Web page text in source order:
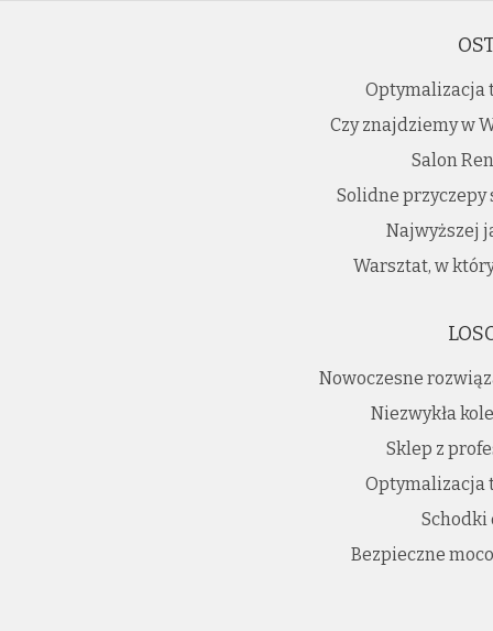
Optymalizacja
Czy znajdziemy w
Salon
Solidne przyczepy
Najwyższej
Warsztat, w
Nowoczesne
Niezwykła
Sklep z
Optymalizacja
Schodki
Bezpieczne